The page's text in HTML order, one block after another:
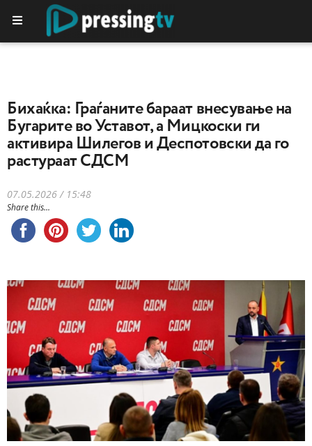
Бихаќка: Граѓаните бараат внесување на
Бугарите во Уставот, а Мицкоски ги
активира Шилегов и Деспотовски да го
растураат СДСМ
07.05.2026 / 15:48
Share this...